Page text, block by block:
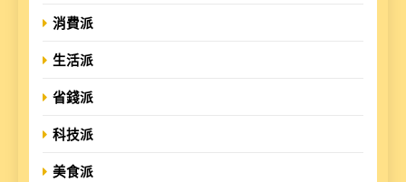
消費派
生活派
省錢派
科技派
美食派